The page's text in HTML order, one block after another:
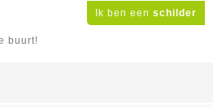
Ik ben een schilder
buurt!